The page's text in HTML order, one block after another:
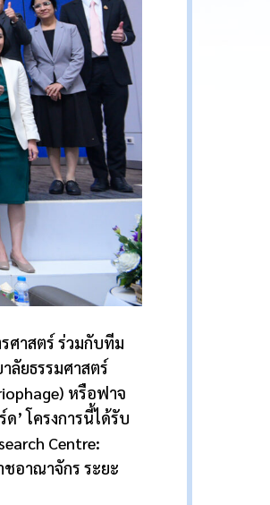
ศาสตร์ ร่วมกับทีม
ลัยธรรมศาสตร์
หรือฟาจ
’ โครงการนี้ได้รับ
Centre:
ชอาณาจักร ระยะ